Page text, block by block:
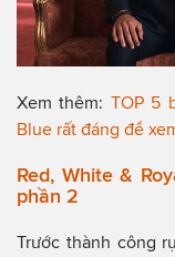
Xem thêm: TOP 5
Blue rất đáng để
Red, White &
phần 2
Trước thành công